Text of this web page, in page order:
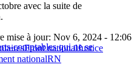
avec la suite de
comptables qui ne se
mise à jour: Nov 6, 2024 - 12:06
Front nationalJustice
nationalRN